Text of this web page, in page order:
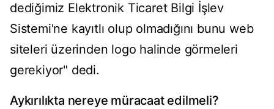
dediğimiz Elektronik Ticaret Bilgi İşlev
Sistemi'ne kayıtlı olup olmadığını bunu web
siteleri üzerinden logo halinde görmeleri
gerekiyor" dedi.
Aykırılıkta nereye müracaat edilmeli?